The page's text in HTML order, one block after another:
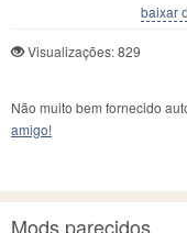
baixar
Visualizações: 829
Não muito bem fornecido
amigo!
Mods parecidos